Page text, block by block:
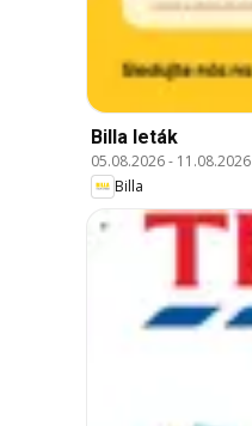
Billa leták
05.08.2026- 11.08.2026
Billa